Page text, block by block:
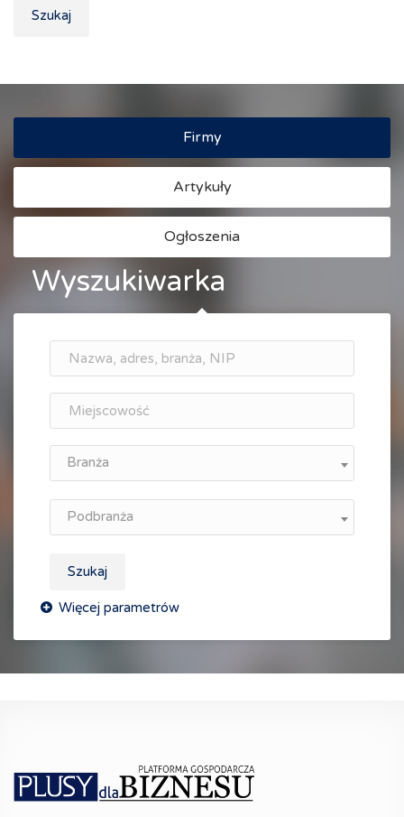
Szukaj
Firmy
Artykuły
Ogłoszenia
Wyszukiwarka
Branża
Podbranża
Szukaj